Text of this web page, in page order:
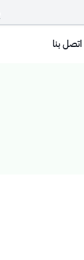
اتصل بنا